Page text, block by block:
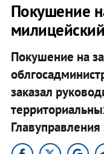
Покушение
Покушение на
заказал